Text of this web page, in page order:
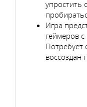
упростить
Игра
геймеров
Потребует
воссоздан